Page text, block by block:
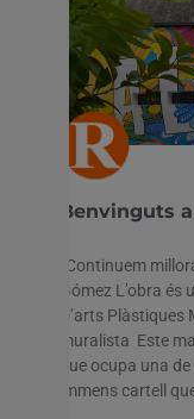
Benvinguts
“Continuem
Gómez L’obra
D’arts
muralista Este
que ocupa una
immens cartell